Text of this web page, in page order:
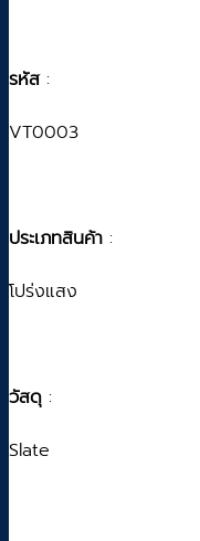
รหัส:
VT0003
ประเภทสินค้า :
โปร่งแสง
วัสดุ :
Slate